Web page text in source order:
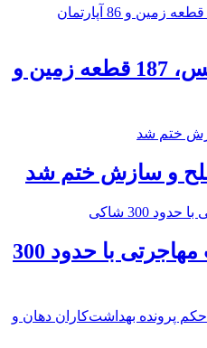
توقیف 86خودروی لوکس، 187 قطعه زمین و
کلاهبرداری یک شرکت مهاجرتی با حدود 300